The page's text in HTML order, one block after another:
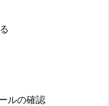
ルの確認